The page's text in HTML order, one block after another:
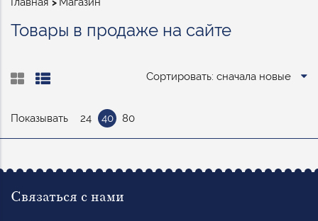
Товары в продаже на сайте
Сортировать: сначала новые
Показывать 24 40 80
Связаться с нами